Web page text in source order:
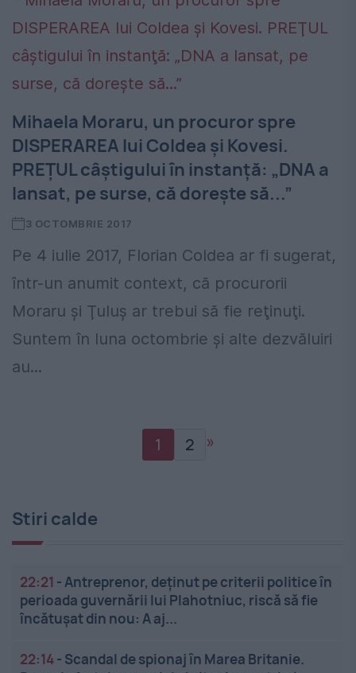
Mihaela Moraru, un procuror spre
DISPERAREA lui Coldea şi Kovesi.
PREŢUL câştigului în instanţă: „DNA a
lansat, pe surse, că doreşte să...”
3 OCTOMBRIE 2017
Pe 4 iulie 2017, Florian Coldea ar fi sugerat,
într-un anumit context, că procurorii
Moraru şi Ţuluş ar trebui să fie reţinuţi.
Suntem în luna octombrie şi alte dezvăluiri
au...
1 2 »
Stiri calde
22:21 -Antreprenor, deţinut pe criterii politice în
perioada guvernării lui Plahotniuc, riscă să fie
încătuşat din nou: A aj...
22:14- Scandal de spionaj în Marea Britanie.